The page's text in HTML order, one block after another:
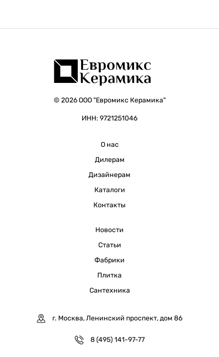
© 2026 ООО "Евромикс Керамика"
ИНН: 9721251046
О нас
Дилерам
Дизайнерам
Каталоги
Контакты
Новости
Статьи
Фабрики
Плитка
Сантехника
г. Москва, Ленинский проспект, дом 86
8 (495) 141-97-77